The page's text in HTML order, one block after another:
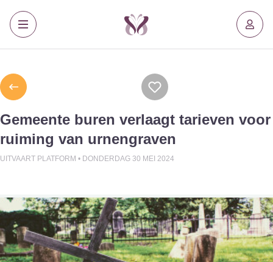
Gemeente buren verlaagt tarieven voor
ruiming van urnengraven
UITVAART PLATFORM • DONDERDAG 30 MEI 2024